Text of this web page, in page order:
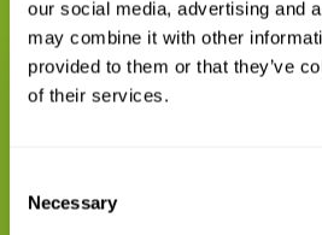
our social media, advertising and
may combine it with other
provided to them or that they’ve
of their services.
Selection
Necessary
Cephalotus - the Albany
Pitcher Plant